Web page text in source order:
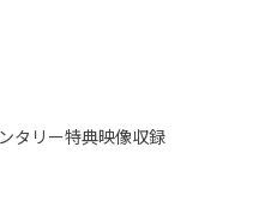
タリー特典映像収録